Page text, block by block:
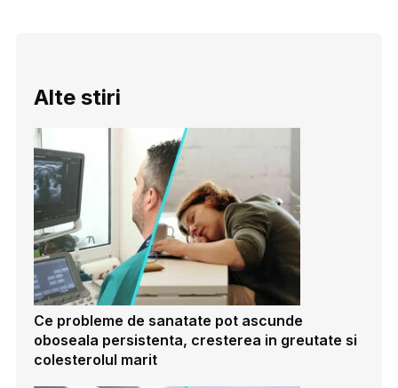
Alte stiri
Ce probleme de sanatate pot ascunde
oboseala persistenta, cresterea in greutate si
colesterolul marit